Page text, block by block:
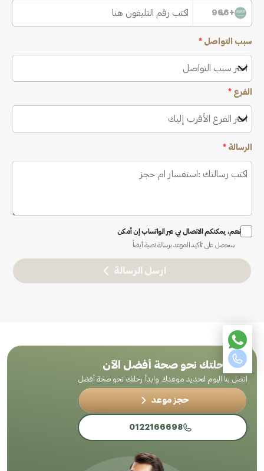
+966
سبب التواصل *
اختر سبب التواصل
الفرع *
اختر الفرع الأقرب إليك
الرسالة *
نعم، يمكنكم الاتصال بي عبر الواتساب إن أمكن
ستحصل على تأكيد الموعد برسالة نصية أيضاً
ارسل الرسالة
ابدأ رحلتك نحو صحة أفضل الآن
اتصل بنا اليوم لتحديد موعدك وابدأ رحلتك نحو صحة أفضل
حجز موعد
0122166698